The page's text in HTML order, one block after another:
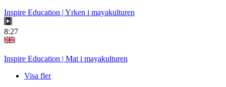
Inspire Education | Yrken i mayakulturen
8:27
Inspire Education | Mat i mayakulturen
Visa fler